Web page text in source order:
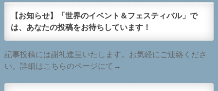
【お知らせ】「世界のイベント＆フェスティバル」で
は、あなたの投稿をお待ちしています！
記事投稿には謝礼進呈いたします。お気軽にご連絡くださ
い。詳細はこちらのページにて→